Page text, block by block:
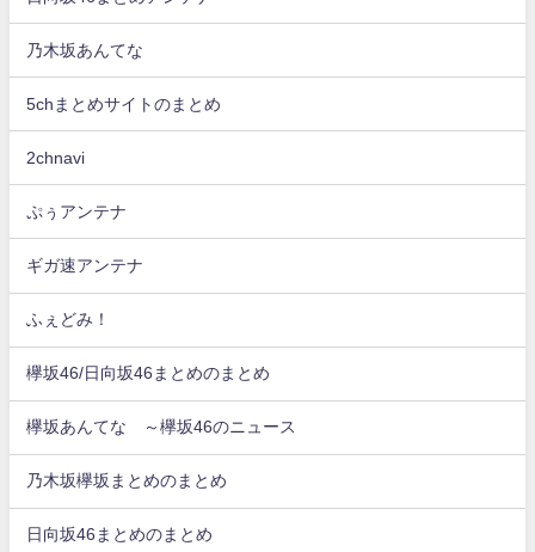
乃木坂あんてな
5chまとめサイトのまとめ
2chnavi
ぷぅアンテナ
ギガ速アンテナ
ふぇどみ！
欅坂46/日向坂46まとめのまとめ
欅坂あんてな ～欅坂46のニュース
乃木坂欅坂まとめのまとめ
日向坂46まとめのまとめ